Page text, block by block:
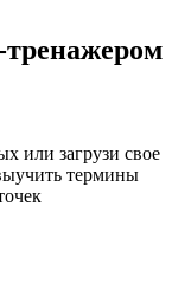
или загрузи свое
термины